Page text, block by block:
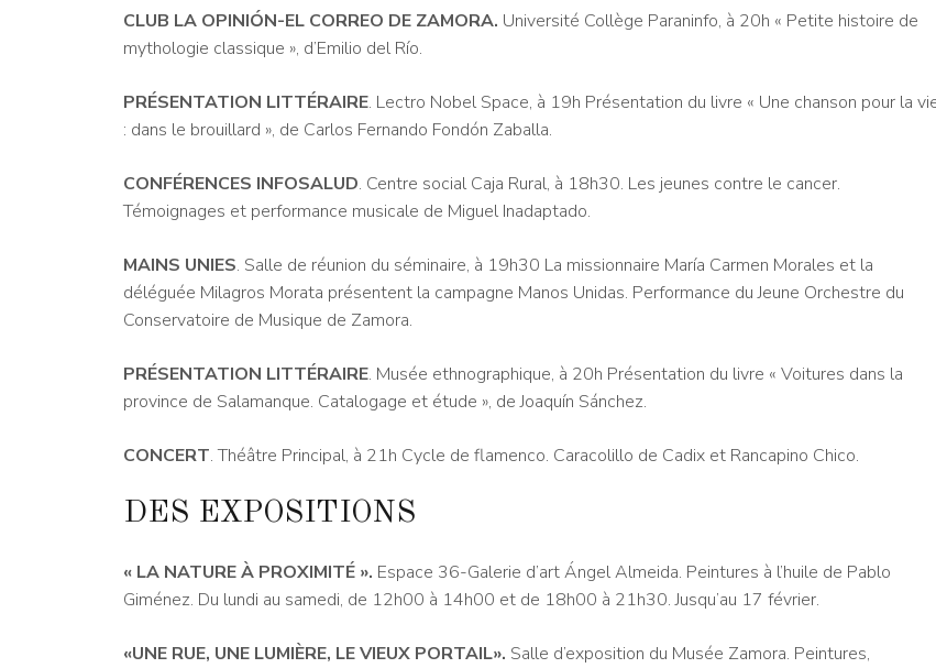
CLUB LA OPINIÓN-EL CORREO DE ZAMORA. Université Collège Paraninfo, à 20h « Petite histoire de
mythologie classique », d’Emilio del Río.
PRÉSENTATION LITTÉRAIRE. Lectro Nobel Space, à 19h Présentation du livre « Une chanson pour la
: dans le brouillard », de Carlos Fernando Fondón Zaballa.
CONFÉRENCES INFOSALUD. Centre social Caja Rural, à 18h30. Les jeunes contre le cancer.
Témoignages et performance musicale de Miguel Inadaptado.
MAINS UNIES. Salle de réunion du séminaire, à 19h30 La missionnaire María Carmen Morales et la
déléguée Milagros Morata présentent la campagne Manos Unidas. Performance du Jeune Orchestre du
Conservatoire de Musique de Zamora.
PRÉSENTATION LITTÉRAIRE. Musée ethnographique, à 20h Présentation du livre « Voitures dans la
province de Salamanque. Catalogage et étude », de Joaquín Sánchez.
CONCERT. Théâtre Principal, à 21h Cycle de flamenco. Caracolillo de Cadix et Rancapino Chico.
DES EXPOSITIONS
« LA NATURE À PROXIMITÉ ». Espace 36-Galerie d’art Ángel Almeida. Peintures à l’huile de Pablo
Giménez. Du lundi au samedi, de 12h00 à 14h00 et de 18h00 à 21h30. Jusqu’au 17 février.
«UNE RUE, UNE LUMIÈRE, LE VIEUX PORTAIL». Salle d’exposition du Musée Zamora. Peintures,